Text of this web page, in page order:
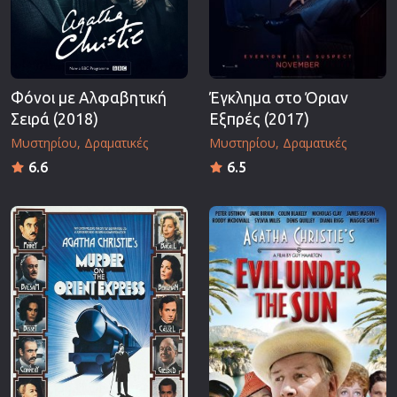
Φόνοι με Αλφαβητική
Σειρά (2018)
Μυστηρίου Δραματικές
6.6
Έγκλημα στο Όριαν
Εξπρές (2017)
Μυστηρίου Δραματικές
6.5